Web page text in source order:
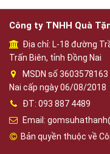
Công ty TNHH Quà
Địa chỉ: L-18 đường
Trấn Biên, tỉnh Đồng Nai
MSDN số
Nai cấp ngày 06/08/2018
ĐT: 093 887 4489
Email:
Bản quyền thuộc về